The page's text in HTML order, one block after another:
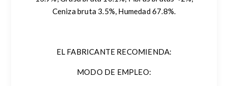
Ceniza bruta 3.5%, Humedad 67.8%.
EL FABRICANTE RECOMIENDA:
MODO DE EMPLEO: